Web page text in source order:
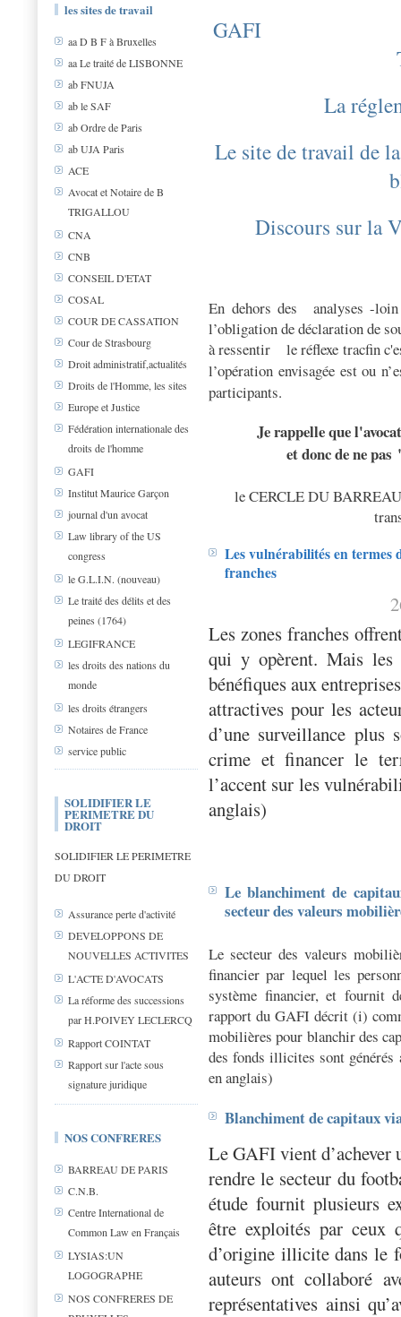
les sites de travail
aa D B F à Bruxelles
aa Le traité de LISBONNE
ab FNUJA
ab le SAF
ab Ordre de Paris
ab UJA Paris
ACE
Avocat et Notaire de B
TRIGALLOU
CNA
CNB
CONSEIL D'ETAT
COSAL
COUR DE CASSATION
Cour de Strasbourg
Droit administratif,actualités
Droits de l'Homme, les sites
Europe et Justice
Fédération internationale des
droits de l'homme
GAFI
Institut Maurice Garçon
journal d'un avocat
Law library of the US
congress
le G.L.I.N. (nouveau)
Le traité des délits et des
peines (1764)
LEGIFRANCE
les droits des nations du
monde
les droits étrangers
Notaires de France
service public
SOLIDIFIER LE
PERIMETRE DU
DROIT
SOLIDIFIER LE PERIMETRE
DU DROIT
Assurance perte d'activité
DEVELOPPONS DE
NOUVELLES ACTIVITES
L'ACTE D'AVOCATS
La réforme des successions
par H.POIVEY LECLERCQ
Rapport COINTAT
Rapport sur l'acte sous
signature juridique
NOS CONFRERES
BARREAU DE PARIS
C.N.B.
Centre International de
Common Law en Français
LYSIAS:UN
LOGOGRAPHE
NOS CONFRERES DE
GAFI
La
Le site de travail de
Discours sur la
En dehors des analyses -
l’obligation de déclaration de
à ressentir
le réflexe tracfin
l’opération envisagée est ou
participants.
Je rappelle que
et donc de ne
le CERCLE DU
Les vulnérabilités en termes
franches
Les zones franches
qui y opèrent. Mais les
bénéfiques aux
attractives pour les
d’une surveillance plus
crime et financer le
l’accent sur les
anglais)
Le blanchiment de
secteur des valeurs
Le secteur des valeurs
financier par lequel les
système financier, et fournit
rapport du GAFI décrit (i)
mobilières pour blanchir des
des fonds illicites sont générés
en anglais)
Blanchiment de capitaux
Le GAFI vient d’achever
rendre le secteur du
étude fournit plusieurs
être exploités par ceux
d’origine illicite dans le
auteurs ont collaboré
représentatives ainsi